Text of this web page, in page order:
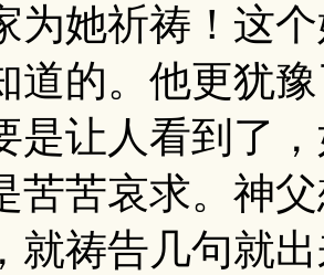
为她祈祷！这
道的。他更犹
是让人看到了
苦苦哀求。神
就祷告几句就